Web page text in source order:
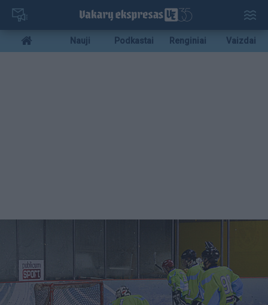
Pereiti
pagrindinį
turinį
Mobile
menu
Nauji Podkastai Renginiai Vaizdai